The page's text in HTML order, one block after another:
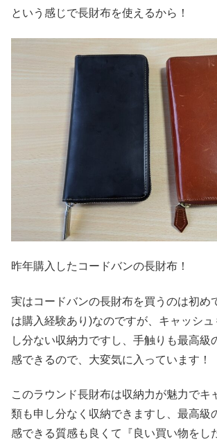
という感じで長財布を使えるから！
昨年購入したコードバンの長財布！
実はコードバンの長財布を買うのは初め
は購入経験あり)なのですが、キャッシ
し分ない収納力ですし、手触りも最高級
感できるので、大変気に入っています！
このラウンド長財布は収納力が魅力でキ
類も申し分なく収納できますし、最高級
感できる質感も良くて『良い買い物をし